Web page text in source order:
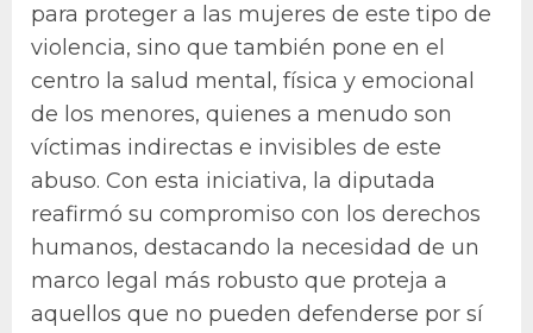
para proteger a las mujeres de este tipo de
violencia, sino que también pone en el
centro la salud mental, física y emocional
de los menores, quienes a menudo son
víctimas indirectas e invisibles de este
abuso. Con esta iniciativa, la diputada
reafirmó su compromiso con los derechos
humanos, destacando la necesidad de un
marco legal más robusto que proteja a
aquellos que no pueden defenderse por sí